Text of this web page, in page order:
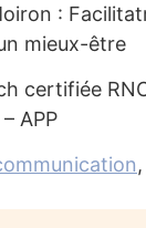
:
mieux-être
certifiée
APP
,